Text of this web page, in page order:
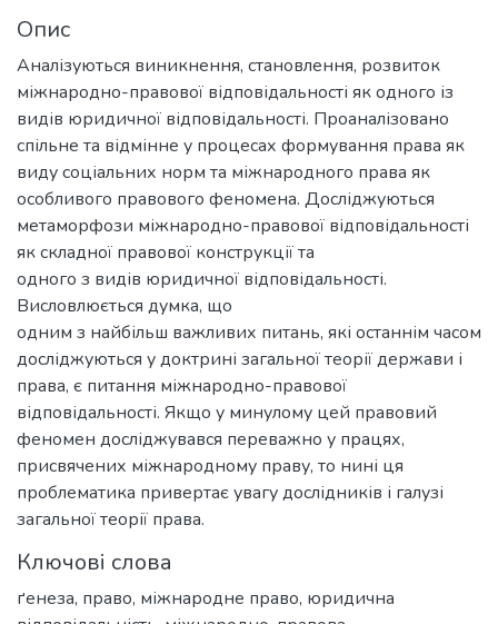
Опис
Аналізуються виникнення, становлення, розвиток
міжнародно-правової відповідальності як одного із
видів юридичної відповідальності. Проаналізовано
спільне та відмінне у процесах формування права як
виду соціальних норм та міжнародного права як
особливого правового феномена. Досліджуються
метаморфози міжнародно-правової відповідальності
як складної правової конструкції та
одного з видів юридичної відповідальності.
Висловлюється думка, що
одним з найбільш важливих питань, які останнім часом
досліджуються у доктрині загальної теорії держави і
права, є питання міжнародно-правової
відповідальності. Якщо у минулому цей правовий
феномен досліджувався переважно у працях,
присвячених міжнародному праву, то нині ця
проблематика привертає увагу дослідників і галузі
загальної теорії права.
Ключові слова
ґенеза, право, міжнародне право, юридична